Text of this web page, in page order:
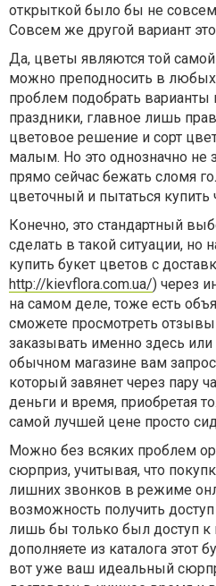
открыткой было бы не
Совсем же другой вариант
Да, цветы являются той
можно преподносить в
проблем подобрать варианты
праздники, главное лишь
цветовое решение и сорт
малым. Но это однозначно не
прямо сейчас бежать сломя
цветочный и пытаться купить
Конечно, это стандартный
сделать в такой ситуации, но
купить букет цветов с
http://kievflora.com.ua/) через
на самом деле, тоже есть
сможете просмотреть отзывы
заказывать именно здесь или
обычном магазине вам
который завянет через пару
деньги и время, приобретая
самой лучшей цене просто
Можно без всяких проблем
сюрприз, учитывая, что
лишних звонков в режиме
возможность получить
лишь бы только был доступ к
дополняете из каталога этот
вот уже ваш идеальный